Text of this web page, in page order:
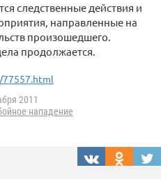
следственные действия и
направленные на
произошедшего.
продолжается.
77557.html
2011
нападение